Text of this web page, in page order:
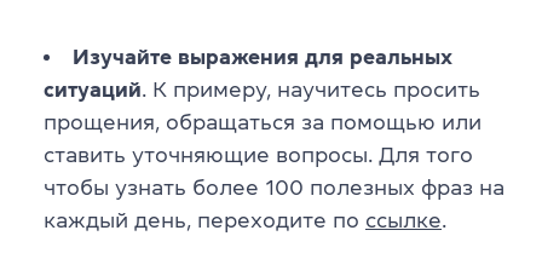
Изучайте выражения для реальных
ситуаций. К примеру, научитесь просить
прощения, обращаться за помощью или
ставить уточняющие вопросы. Для того
чтобы узнать более 100 полезных фраз на
каждый день, переходите по ссылке.